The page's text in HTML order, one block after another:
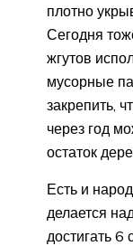
плотно
Сегодня
жгутов
мусорные
закрепить,
через год
остаток
Есть и
делается
достигать 6